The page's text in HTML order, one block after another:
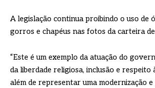
A legislação continua proibindo o uso de
gorros e chapéus nas fotos da carteira
“Este é um exemplo da atuação do
da liberdade religiosa, inclusão e respeito
além de representar uma modernização e